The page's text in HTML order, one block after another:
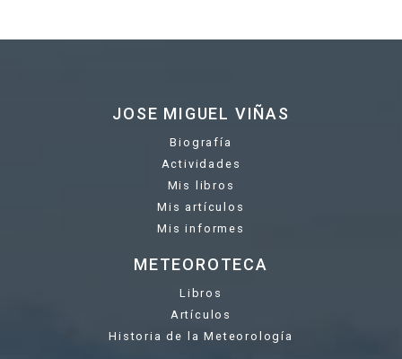
JOSE MIGUEL VIÑAS
Biografía
Actividades
Mis libros
Mis artículos
Mis informes
METEOROTECA
Libros
Artículos
Historia de la Meteorología